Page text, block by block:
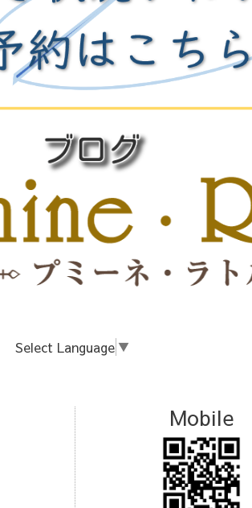
Select Language ▼
Mobile